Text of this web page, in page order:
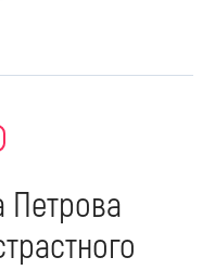
Петрова